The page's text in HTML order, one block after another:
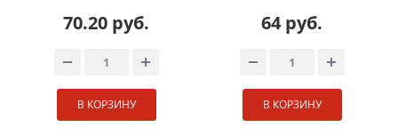
70.20 руб.
В КОРЗИНУ
64 руб.
В КОРЗИНУ